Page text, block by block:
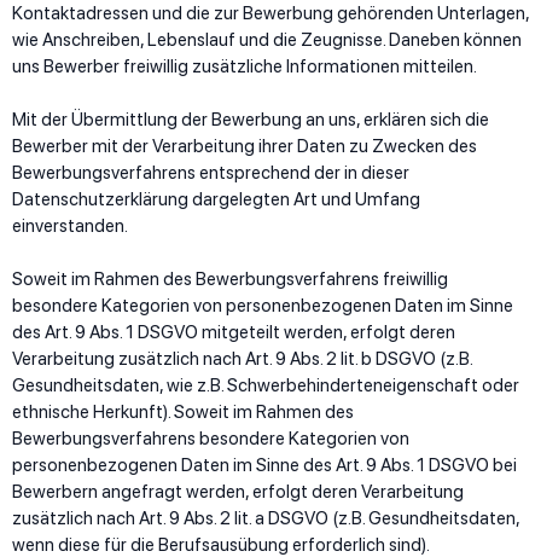
Kontaktadressen und die zur Bewerbung gehörenden Unterlagen,
wie Anschreiben, Lebenslauf und die Zeugnisse. Daneben können
uns Bewerber freiwillig zusätzliche Informationen mitteilen.
Mit der Übermittlung der Bewerbung an uns, erklären sich die
Bewerber mit der Verarbeitung ihrer Daten zu Zwecken des
Bewerbungsverfahrens entsprechend der in dieser
Datenschutzerklärung dargelegten Art und Umfang
einverstanden.
Soweit im Rahmen des Bewerbungsverfahrens freiwillig
besondere Kategorien von personenbezogenen Daten im Sinne
des Art. 9 Abs. 1 DSGVO mitgeteilt werden, erfolgt deren
Verarbeitung zusätzlich nach Art. 9 Abs. 2 lit. b DSGVO (z.B.
Gesundheitsdaten, wie z.B. Schwerbehinderteneigenschaft oder
ethnische Herkunft). Soweit im Rahmen des
Bewerbungsverfahrens besondere Kategorien von
personenbezogenen Daten im Sinne des Art. 9 Abs. 1 DSGVO bei
Bewerbern angefragt werden, erfolgt deren Verarbeitung
zusätzlich nach Art. 9 Abs. 2 lit. a DSGVO (z.B. Gesundheitsdaten,
wenn diese für die Berufsausübung erforderlich sind).